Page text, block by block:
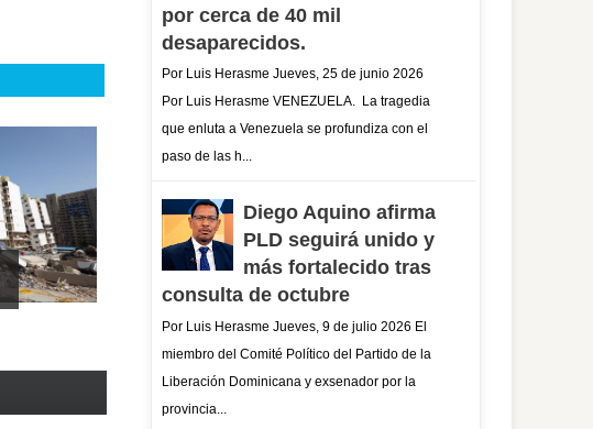
por cerca de 40 mil
desaparecidos.
Por Luis Herasme Jueves, 25 de junio 2026
Por Luis Herasme VENEZUELA. La tragedia
que enluta a Venezuela se profundiza con el
paso de las h...
Diego Aquino afirma
PLD seguirá unido y
más fortalecido tras
consulta de octubre
Por Luis Herasme Jueves, 9 de julio 2026 El
miembro del Comité Político del Partido de la
Liberación Dominicana y exsenador por la
provincia...